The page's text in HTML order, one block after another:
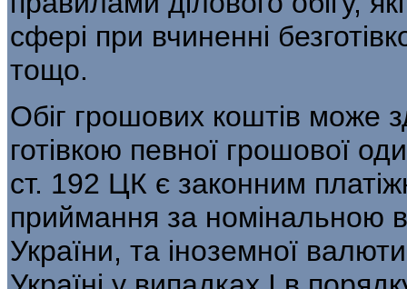
сфері при вчиненні
тощо.
Обіг грошових коштів може
готівкою певної грошової
ст. 192 ЦК є законним
приймання за номінальною
України, та іноземної